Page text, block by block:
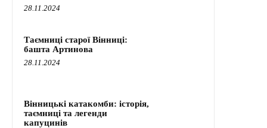
28.11.2024
Таємниці старої Вінниці:
башта Артинова
28.11.2024
Вінницькі катакомби: історія,
таємниці та легенди
капуцинів